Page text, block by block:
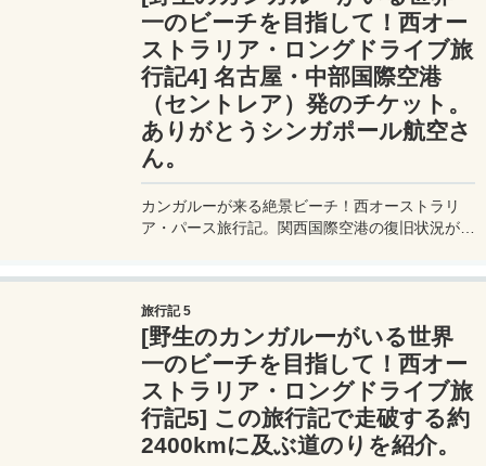
一のビーチを目指して！西オー
ストラリア・ロングドライブ旅
行記4] 名古屋・中部国際空港
（セントレア）発のチケット。
ありがとうシンガポール航空さ
ん。
カンガルーが来る絶景ビーチ！西オーストラリ
ア・パース旅行記。関西国際空港の復旧状況が思
空港のフライトチケットが。
旅行記 5
[野生のカンガルーがいる世界
一のビーチを目指して！西オー
ストラリア・ロングドライブ旅
行記5] この旅行記で走破する約
2400kmに及ぶ道のりを紹介。